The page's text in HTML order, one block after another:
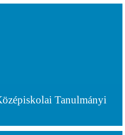
Tanulmányi